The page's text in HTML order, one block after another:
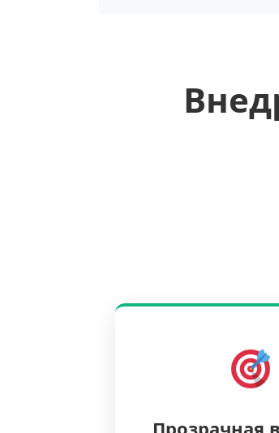
Прозрачная